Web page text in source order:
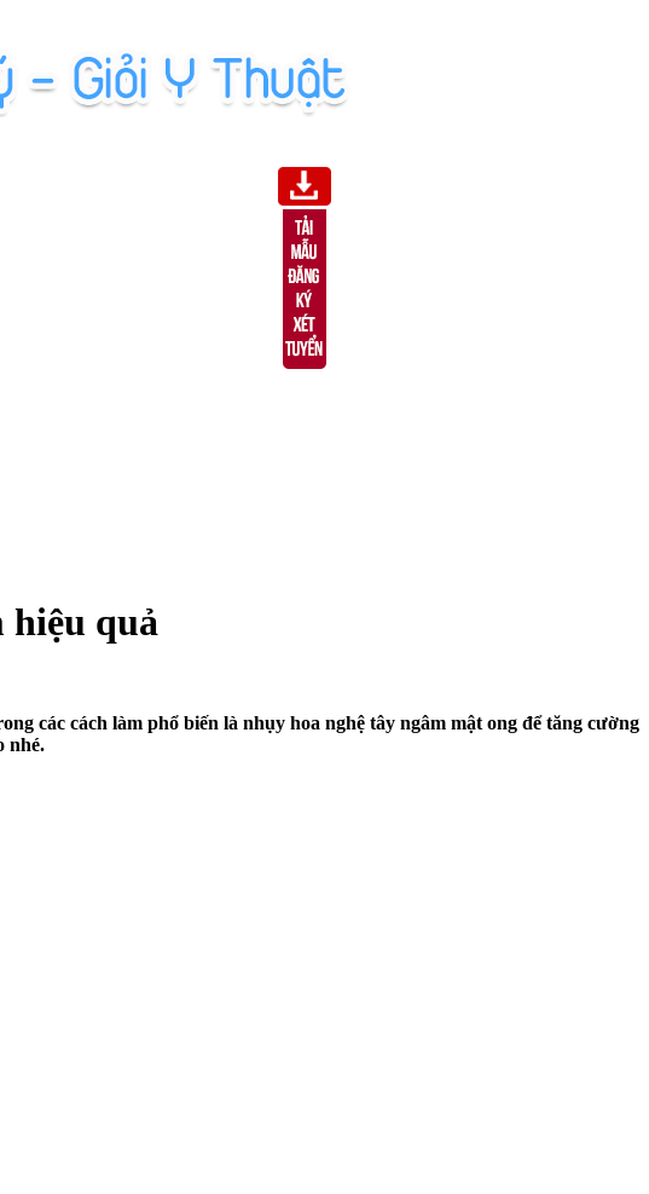
hiệu quả
các cách làm phổ biến là nhụy hoa nghệ tây ngâm mật ong để tăng cường
nhé.